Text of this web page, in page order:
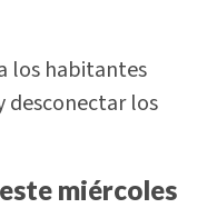
los habitantes
desconectar los
miércoles